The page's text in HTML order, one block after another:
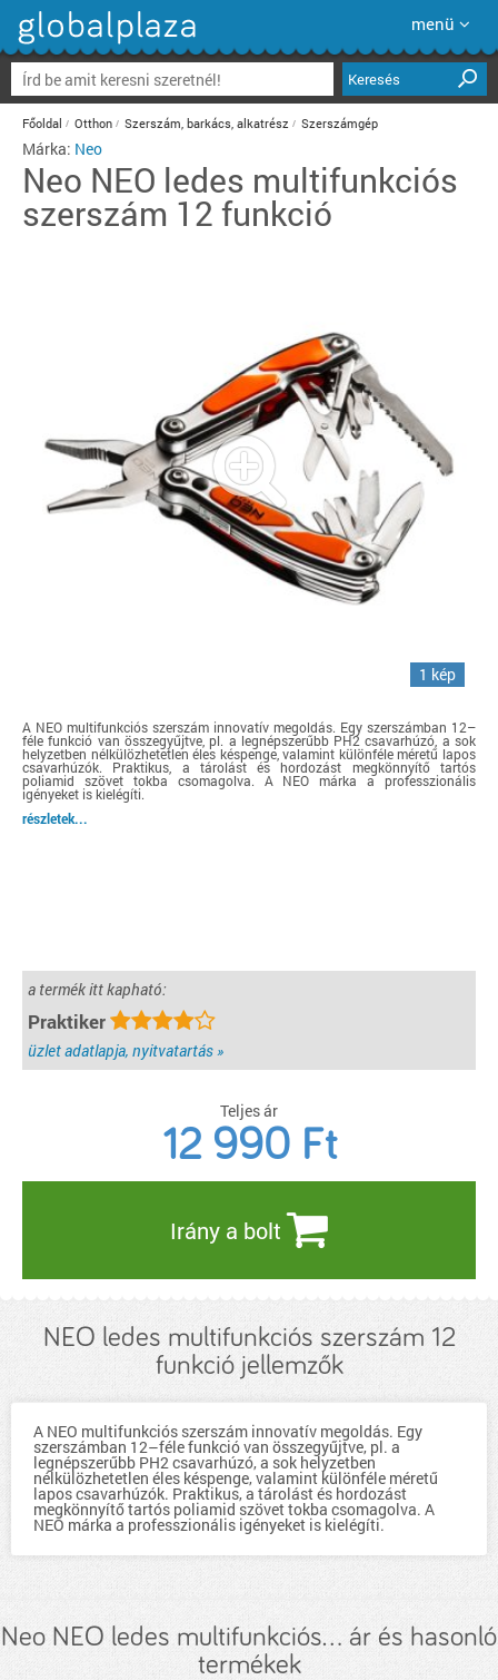
menü
Keresés
Főoldal Otthon Szerszám, barkács, alkatrész Szerszámgép
Márka: Neo
Neo NEO ledes multifunkciós
szerszám 12 funkció
1 kép
A NEO multifunkciós szerszám innovatív megoldás. Egy szerszámban 12–
féle funkció van összegyűjtve, pl. a legnépszerűbb PH2 csavarhúzó, a sok
helyzetben nélkülözhetetlen éles késpenge, valamint különféle méretű lapos
csavarhúzók. Praktikus, a tárolást és hordozást megkönnyítő tartós
poliamid szövet tokba csomagolva. A NEO márka a professzionális
igényeket is kielégíti.
részletek...
a termék itt kapható:
Praktiker
üzlet adatlapja, nyitvatartás »
Teljes ár
12 990 Ft
Irány a bolt
NEO ledes multifunkciós szerszám 12
funkció jellemzők
A NEO multifunkciós szerszám innovatív megoldás. Egy
szerszámban 12–féle funkció van összegyűjtve, pl. a
legnépszerűbb PH2 csavarhúzó, a sok helyzetben
nélkülözhetetlen éles késpenge, valamint különféle méretű
lapos csavarhúzók. Praktikus, a tárolást és hordozást
megkönnyítő tartós poliamid szövet tokba csomagolva. A
NEO márka a professzionális igényeket is kielégíti.
Neo NEO ledes multifunkciós... ár és hasonló
termékek